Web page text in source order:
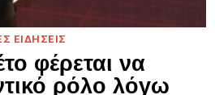
ΕΙΔΗΣΕΙΣ
φέρεται να
ρόλο λόγω